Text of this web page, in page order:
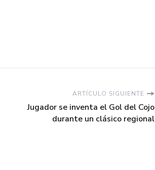
ARTÍCULO SIGUIENTE
Jugador se inventa el Gol del Cojo
durante un clásico regional